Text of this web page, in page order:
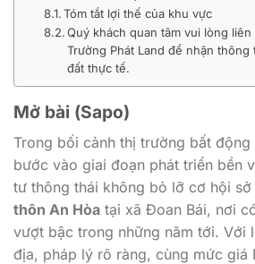
Tóm tắt lợi thế của khu vực
Quý khách quan tâm vui lòng
Trường Phát Land để nhận
đất thực tế.
Mở bài (Sapo)
Trong bối cảnh thị trường bất động
bước vào giai đoạn phát triển bền
tư thông thái không bỏ lỡ cơ hội sở
thôn An Hòa tại xã Đoan Bái, nơi
vượt bậc trong những năm tới. Với
địa, pháp lý rõ ràng, cùng mức giá